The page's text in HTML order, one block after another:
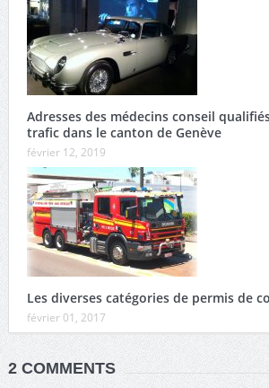
Adresses des médecins conseil
trafic dans le canton de Genève
février 12, 2019
Les diverses catégories de permis de
février 01, 2017
2 COMMENTS